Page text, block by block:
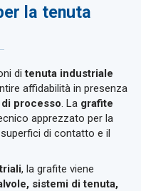
la tenuta
ditenuta industriale
affidabilità in presenza
processo. La grafite
apprezzato per la
di contatto e il
, la grafite viene
sistemi di tenuta,